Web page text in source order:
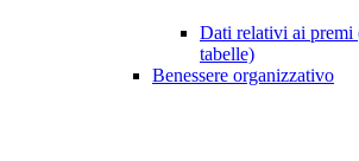
Dati relativi ai premi
tabelle)
Benessere organizzativo